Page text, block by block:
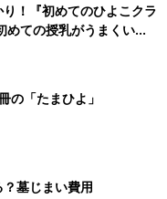
！『初めてのひよこクラ
めての授乳がうまくい
と夏のトラブル 解決テ
の「たまひよ」
墓じまい費用